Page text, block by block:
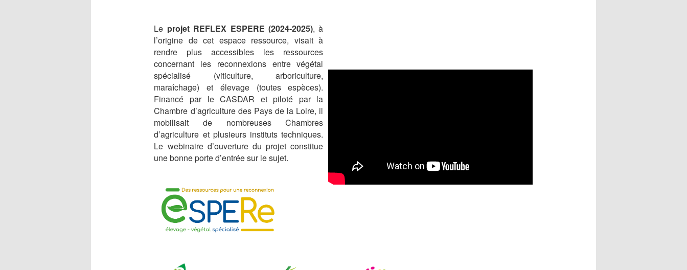
Le projet REFLEX ESPERE (2024-2025), à
l’origine de cet espace ressource, visait à
rendre plus accessibles les ressources
concernant les reconnexions entre végétal
spécialisé (viticulture, arboriculture,
maraîchage) et élevage (toutes espèces).
Financé par le CASDAR et piloté par la
Chambre d’agriculture des Pays de la Loire, il
mobilisait de nombreuses Chambres
d’agriculture et plusieurs instituts techniques.
Le webinaire d’ouverture du projet constitue
une bonne porte d’entrée sur le sujet.